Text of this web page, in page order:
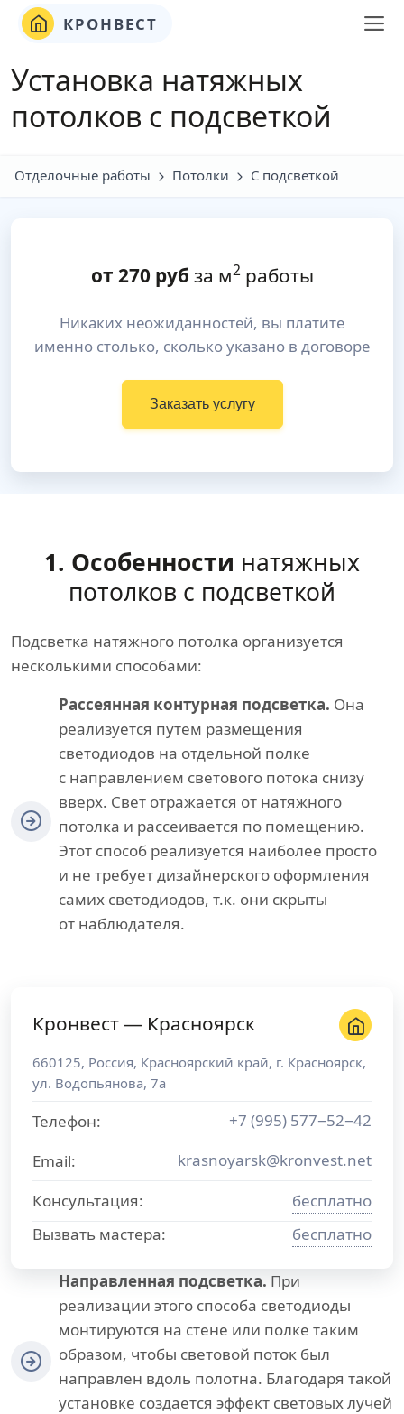
КРОНВЕСТ
Установка натяжных
потолков с подсветкой
Отделочные работы Потолки С подсветкой
от 270руб за м2работы
Никаких неожиданностей, вы платите
именно столько, сколько указано в договоре
Заказать услугу
1. Особенности натяжных
потолков с подсветкой
Подсветка натяжного потолка организуется
несколькими способами:
Рассеянная контурная подсветка. Она
реализуется путем размещения
светодиодов на отдельной полке
с направлением светового потока снизу
вверх. Свет отражается от натяжного
потолка и рассеивается по помещению.
Этот способ реализуется наиболее просто
и не требует дизайнерского оформления
самих светодиодов, т.к. они скрыты
от наблюдателя.
Кронвест — Красноярск
660125, Россия, Красноярский край, г. Красноярск,
ул. Водопьянова, 7а
Телефон:
+7 (995) 577−52−42
Email:
krasnoyarsk@kronvest.net
Консультация:
бесплатно
Вызвать мастера:
бесплатно
Направленная подсветка. При
реализации этого способа светодиоды
монтируются на стене или полке таким
образом, чтобы световой поток был
направлен вдоль полотна. Благодаря такой
установке создается эффект световых лучей